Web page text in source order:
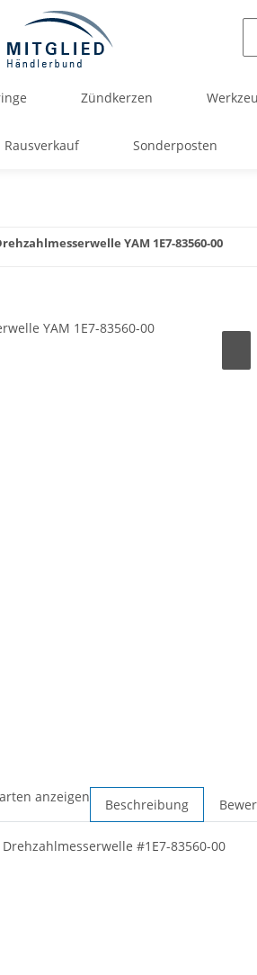
Zündkerzen
Rausverkauf Sonderposten
YAM 1E7-83560-00
anzeigen Beschreibung
#1E7-83560-00